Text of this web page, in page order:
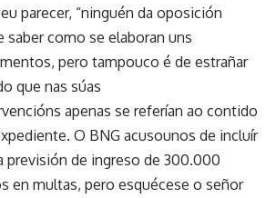
parecer, “ninguén da oposición
saber como se elaboran uns
pero tampouco é de estrañar
que nas súas
apenas se referían ao contido
O BNG acusounos de incluír
previsión de ingreso de 300.000
en multas, pero esquécese o señor